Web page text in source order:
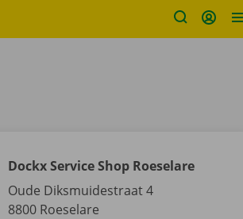
Dockx Service Shop Roeselare
Oude Diksmuidestraat 4
8800 Roeselare